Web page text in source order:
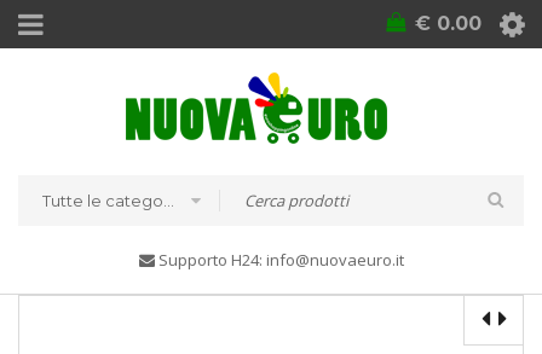
€ 0.00
Supporto H24: info@nuovaeuro.it